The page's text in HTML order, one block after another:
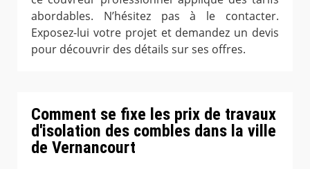
abordables. N’hésitez pas à le contacter.
Exposez-lui votre projet et demandez un devis
pour découvrir des détails sur ses offres.
Comment se fixe les prix de travaux
d'isolation des combles dans la ville
de Vernancourt